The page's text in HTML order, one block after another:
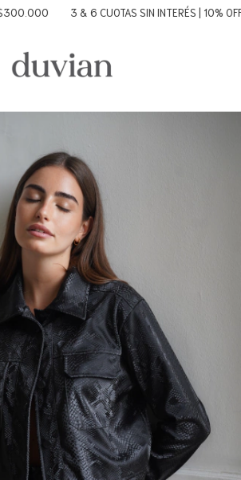
3 & 6 CUOTAS SIN INTERÉS | 10% OFF